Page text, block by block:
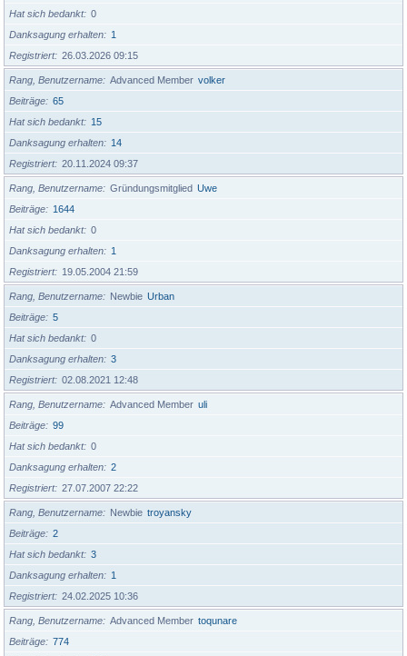
Hat sich bedankt
0
Danksagung erhalten
1
Registriert
26.03.2026 09:15
Rang, Benutzername Advanced Member volker
Beiträge
65
Hat sich bedankt
15
Danksagung erhalten
14
Registriert
20.11.2024 09:37
Rang, Benutzername Gründungsmitglied Uwe
Beiträge
1644
Hat sich bedankt
0
Danksagung erhalten
1
Registriert
19.05.2004 21:59
Rang, Benutzername Newbie Urban
Beiträge
5
Hat sich bedankt
0
Danksagung erhalten
3
Registriert
02.08.2021 12:48
Rang, Benutzername Advanced Member uli
Beiträge
99
Hat sich bedankt
0
Danksagung erhalten
2
Registriert
27.07.2007 22:22
Rang, Benutzername Newbie troyansky
Beiträge
2
Hat sich bedankt
3
Danksagung erhalten
1
Registriert
24.02.2025 10:36
Rang, Benutzername Advanced Member toqunare
Beiträge
774